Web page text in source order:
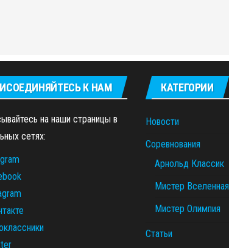
К НАМ
на наши страницы в
сетях:
КАТЕГОРИИ
Новости
Соревнования
Арнольд Классик
Мистер Вселенная
Мистер Олимпия
Статьи